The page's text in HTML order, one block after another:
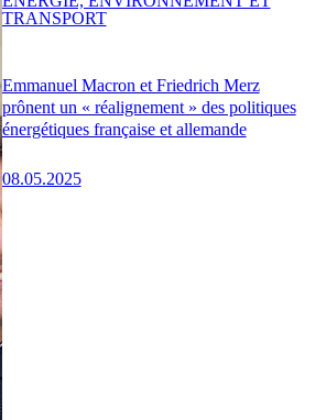
Emmanuel Macron et Friedrich Merz
prônent un « réalignement » des politiques
énergétiques française et allemande
08.05.2025
TRANSPORT